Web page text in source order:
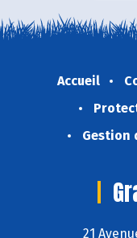
Accueil
Gestion
21